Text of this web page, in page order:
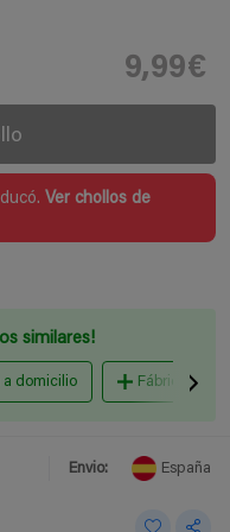
9,99€
Ver chollos de
similares!
a domicilio Fábricas de
Envio: España